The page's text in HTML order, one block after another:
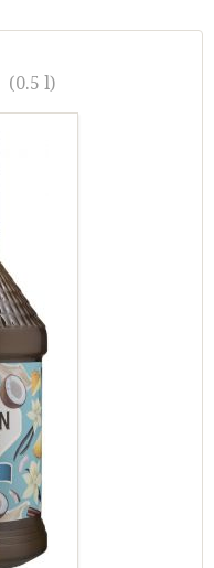
(0.5 l)